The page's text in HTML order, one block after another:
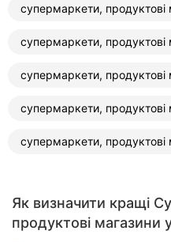
супермаркети,
супермаркети, продуктові
супермаркети, продуктові
супермаркети, продуктові
супермаркети, продуктові
Як визначити кращі
продуктові магазини